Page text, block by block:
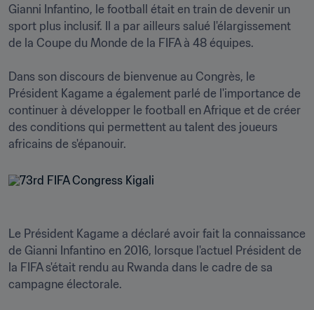
Gianni Infantino, le football était en train de devenir un
sport plus inclusif. Il a par ailleurs salué l'élargissement
de la Coupe du Monde de la FIFA à 48 équipes.
Dans son discours de bienvenue au Congrès, le
Président Kagame a également parlé de l'importance de
continuer à développer le football en Afrique et de créer
des conditions qui permettent au talent des joueurs
africains de s'épanouir.
Le Président Kagame a déclaré avoir fait la connaissance
de Gianni Infantino en 2016, lorsque l'actuel Président de
la FIFA s'était rendu au Rwanda dans le cadre de sa
campagne électorale.